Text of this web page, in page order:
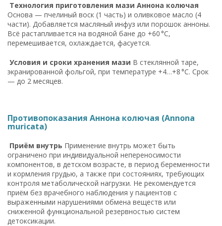
Технология приготовления мази Аннона колючая
Основа — пчелиный воск (1 часть) и оливковое масло (4
части). Добавляется масляный инфуз или порошок анноны.
Всё растапливается на водяной бане до +60 °C,
перемешивается, охлаждается, фасуется.
Условия и сроки хранения мази В стеклянной таре,
экранированной фольгой, при температуре +4…+8 °C. Срок
— до 2 месяцев.
Противопоказания Аннона колючая (Annona
muricata)
Приём внутрь Применение внутрь может быть
ограничено при индивидуальной непереносимости
компонентов, в детском возрасте, в период беременности
и кормления грудью, а также при состояниях, требующих
контроля метаболической нагрузки. Не рекомендуется
приём без врачебного наблюдения у пациентов с
выраженными нарушениями обмена веществ или
сниженной функциональной резервностью систем
детоксикации.